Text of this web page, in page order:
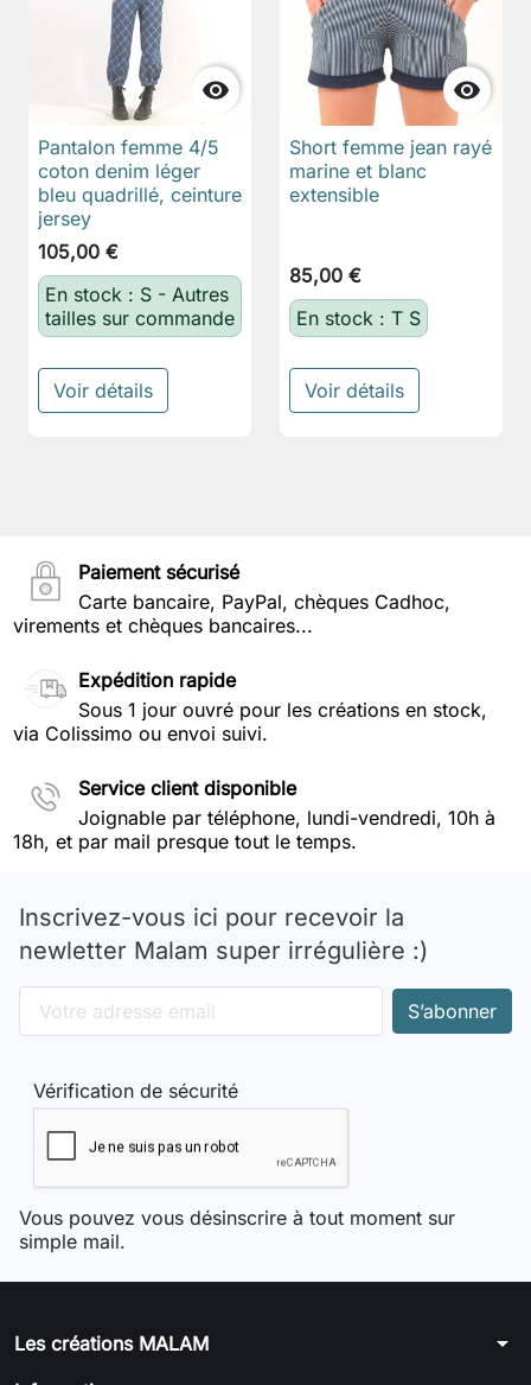

Pantalon femme 4/5
coton denim léger
bleu quadrillé, ceinture
jersey
105,00 €
En stock : S - Autres
tailles sur commande
Voir détails

Short femme jean rayé
marine et blanc
extensible
85,00 €
En stock : T S
Voir détails
Paiement sécurisé
Carte bancaire, PayPal, chèques Cadhoc,
virements et chèques bancaires...
Expédition rapide
Sous 1 jour ouvré pour les créations en stock,
via Colissimo ou envoi suivi.
Service client disponible
Joignable par téléphone, lundi-vendredi, 10h à
18h, et par mail presque tout le temps.
Inscrivez-vous ici pour recevoir la
newletter Malam super irrégulière :)
Vérification de sécurité
Vous pouvez vous désinscrire à tout moment sur
simple mail.
Les créations MALAM arrow_drop_down